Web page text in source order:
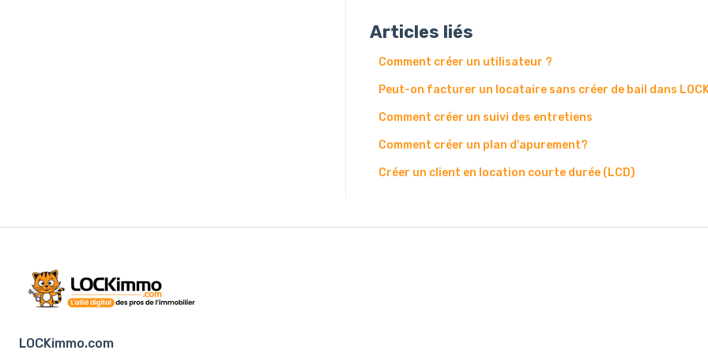
Articles liés
Comment créer un utilisateur ?
Peut-on facturer un locataire sans créer de bail dans
Comment créer un suivi des entretiens
Comment créer un plan d'apurement?
Créer un client en location courte durée (LCD)
LOCKimmo.com